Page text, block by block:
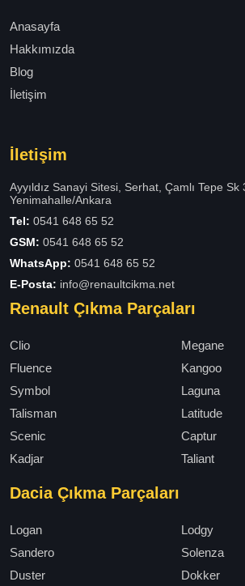
Anasayfa
Hakkımızda
Blog
İletişim
İletişim
Ayyıldız Sanayi Sitesi, Serhat, Çamlı Tepe
Yenimahalle/Ankara
Tel: 0541 648 65 52
GSM: 0541 648 65 52
WhatsApp: 0541 648 65 52
E-Posta: info@renaultcikma.net
Renault Çıkma Parçaları
Clio
Megane
Fluence
Kangoo
Symbol
Laguna
Talisman
Latitude
Scenic
Captur
Kadjar
Taliant
Dacia Çıkma Parçaları
Logan
Lodgy
Sandero
Solenza
Duster
Dokker